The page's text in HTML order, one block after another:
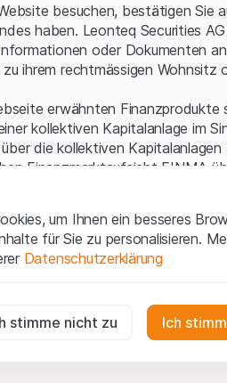
besuchen, bestätigen Sie
haben. Leonteq Securities
oder Dokumenten
ihrem rechtmässigen Wohnsitz
erwähnten
kollektiven Kapitalanlage im
die kollektiven
Finanzmarktaufsicht FINMA
Anlegerschutz.
und rechtliche
diese Website der Leonteq
und die wichtigen
(wie z.B.
um Ihnen ein besseres
für Sie zu personalisieren.
Datenschutzerklärung
für die Website erforderlich und
stimme nicht zu Ich